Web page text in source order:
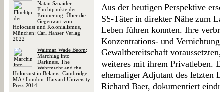
Natan Sznaider:
Fluchtpunkte der
Erinnerung. Über die
Gegenwart von
Holocaust und Kolonialismus,
München: Carl Hanser Verlag
2022
Waitman Wade Beorn:
Marching into
Darkness. The
Wehrmacht and the
Holocaust in Belarus, Cambridge,
MA / London: Harvard University
Press 2014
Aus der heutigen Perspektive
SS-Täter in direkter Nähe zum
Leben führen konnten. Ihre
Konzentrations- und
Gewaltbereitschaft
weiteres mit ihrem Privatleben.
ehemaliger Adjutant des letzten
Richard Baer, dokumentiert